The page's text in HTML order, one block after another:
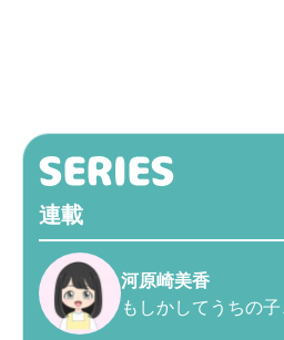
連載
河原崎美香
もしかしてうちの